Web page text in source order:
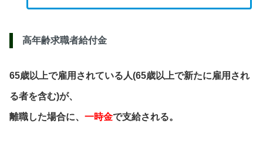
高年齢求職者給付金
65歳以上で雇用されている人(65歳以上で新たに雇用され
る者を含む)が、
離職した場合に、 一時金で支給される。